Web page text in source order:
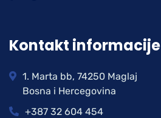
Kontakt informacije
1. Marta bb, 74250 Maglaj
Bosna i Hercegovina
+387 32 604 454